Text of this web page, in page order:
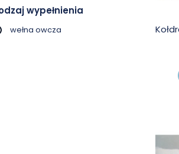
wypełnienia
wełna owcza